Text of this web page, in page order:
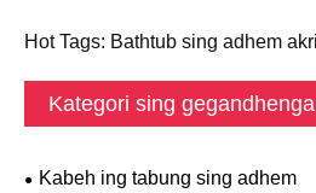
Hot Tags: Bathtub sing adhem
Kategori sing
Kabeh ing tabung sing adhem